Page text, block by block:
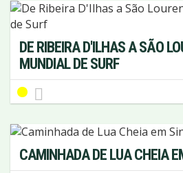
DE RIBEIRA D'ILHAS A SÃO
MUNDIAL DE SURF
CAMINHADA DE LUA CHEIA